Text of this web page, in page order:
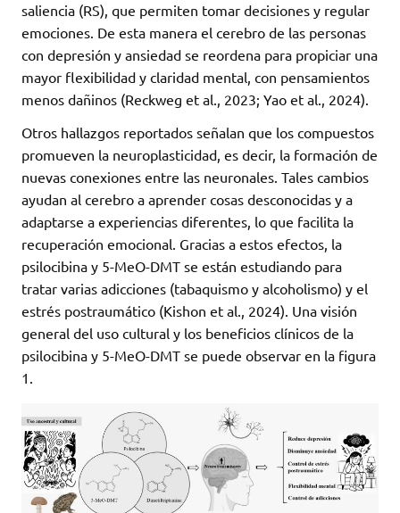
saliencia (RS), que permiten tomar decisiones y regular
emociones. De esta manera el cerebro de las personas
con depresión y ansiedad se reordena para propiciar una
mayor flexibilidad y claridad mental, con pensamientos
menos dañinos (Reckweg et al., 2023; Yao et al., 2024).
Otros hallazgos reportados señalan que los compuestos
promueven la neuroplasticidad, es decir, la formación de
nuevas conexiones entre las neuronales. Tales cambios
ayudan al cerebro a aprender cosas desconocidas y a
adaptarse a experiencias diferentes, lo que facilita la
recuperación emocional. Gracias a estos efectos, la
psilocibina y 5-MeO-DMT se están estudiando para
tratar varias adicciones (tabaquismo y alcoholismo) y el
estrés postraumático (Kishon et al., 2024). Una visión
general del uso cultural y los beneficios clínicos de la
psilocibina y 5-MeO-DMT se puede observar en la figura
1.